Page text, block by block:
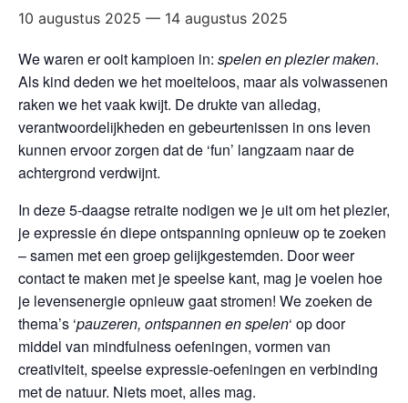
10 augustus 2025 — 14 augustus 2025
We waren er ooit kampioen in: spelen en plezier maken.
Als kind deden we het moeiteloos, maar als volwassenen
raken we het vaak kwijt. De drukte van alledag,
verantwoordelijkheden en gebeurtenissen in ons leven
kunnen ervoor zorgen dat de ‘fun’ langzaam naar de
achtergrond verdwijnt.
In deze 5-daagse retraite nodigen we je uit om het plezier,
je expressie én diepe ontspanning opnieuw op te zoeken
– samen met een groep gelijkgestemden. Door weer
contact te maken met je speelse kant, mag je voelen hoe
je levensenergie opnieuw gaat stromen! We zoeken de
thema’s ‘pauzeren, ontspannen en spelen‘ op door
middel van mindfulness oefeningen, vormen van
creativiteit, speelse expressie-oefeningen en verbinding
met de natuur. Niets moet, alles mag.